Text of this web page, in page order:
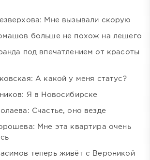
Мне вызывали скорую
больше не похож на лешего
под впечатлением от красоты
А какой у меня статус?
Я в Новосибирске
Счастье, оно везде
Мне эта квартира очень
теперь живёт с Вероникой